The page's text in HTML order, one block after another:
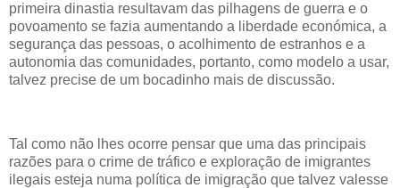
primeira dinastia resultavam das pilhagens de guerra e o
povoamento se fazia aumentando a liberdade económica, a
segurança das pessoas, o acolhimento de estranhos e a
autonomia das comunidades, portanto, como modelo a usar,
talvez precise de um bocadinho mais de discussão.
Tal como não lhes ocorre pensar que uma das principais
razões para o crime de tráfico e exploração de imigrantes
ilegais esteja numa política de imigração que talvez valesse